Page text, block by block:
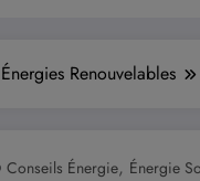
Renouvelables
Conseils Énergie, Énergie